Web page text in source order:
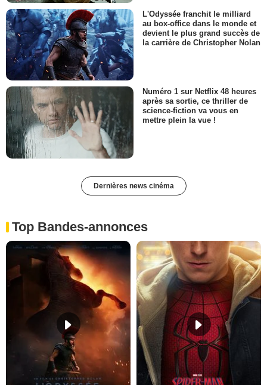
L'Odyssée franchit le milliard
au box-office dans le monde et
devient le plus grand succès de
la carrière de Christopher Nolan
Numéro 1 sur Netflix 48 heures
après sa sortie, ce thriller de
science-fiction va vous en
mettre plein la vue !
Dernières news cinéma
Top Bandes-annonces